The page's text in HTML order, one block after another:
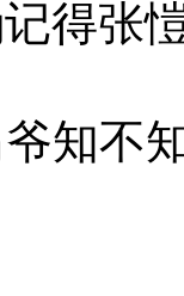
得张
知不